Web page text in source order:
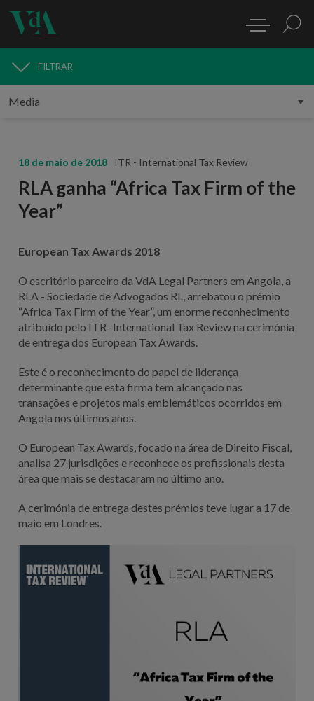
MEDIA
FILTRAR
18 de maio de 2018 ITR - International Tax Review
RLA ganha “Africa Tax Firm of the
Year”
European Tax Awards 2018
O escritório parceiro da VdA Legal Partners em Angola, a
RLA - Sociedade de Advogados RL, arrebatou o prémio
“Africa Tax Firm of the Year”, um enorme reconhecimento
atribuído pelo ITR -International Tax Review na cerimónia
de entrega dos European Tax Awards.
Este é o reconhecimento do papel de liderança
determinante que esta firma tem alcançado nas
transações e projetos mais emblemáticos ocorridos em
Angola nos últimos anos.
O European Tax Awards, focado na área de Direito Fiscal,
analisa 27 jurisdições e reconhece os profissionais desta
área que mais se destacaram no último ano.
A cerimónia de entrega destes prémios teve lugar a 17 de
maio em Londres.